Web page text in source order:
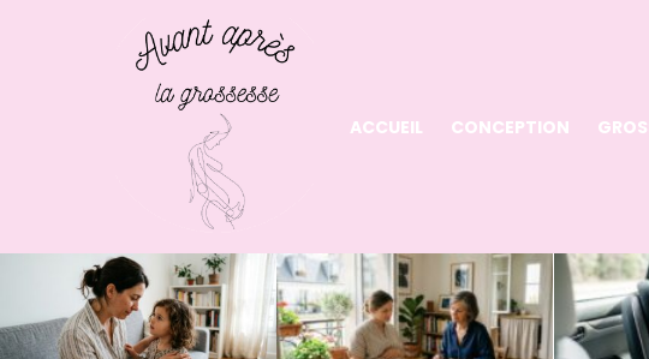
ACCUEIL CONCEPTION